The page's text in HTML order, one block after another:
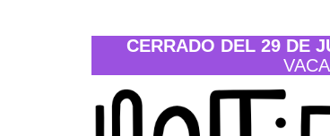
CERRADO DEL 29 DE